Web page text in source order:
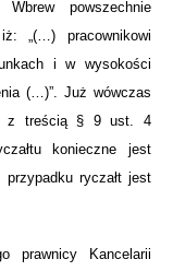
powszechnie
„(…) pracownikowi
i w wysokości
(…)”. Już wówczas
z treścią § 9 ust. 4
konieczne jest
ryczałt jest
prawnicy Kancelarii